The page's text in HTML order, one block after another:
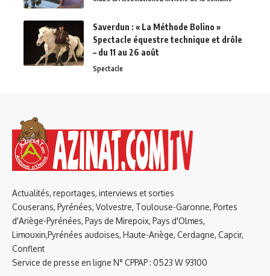
Saverdun : « La Méthode Bolino »
Spectacle équestre technique et drôle
– du 11 au 26 août
Spectacle
Actualités, reportages, interviews et sorties
Couserans, Pyrénées, Volvestre, Toulouse-Garonne, Portes
d'Ariège-Pyrénées, Pays de Mirepoix, Pays d'Olmes,
Limouxin,Pyrénées audoises, Haute-Ariège, Cerdagne, Capcir,
Conflent
Service de presse en ligne N° CPPAP : 0523 W 93100